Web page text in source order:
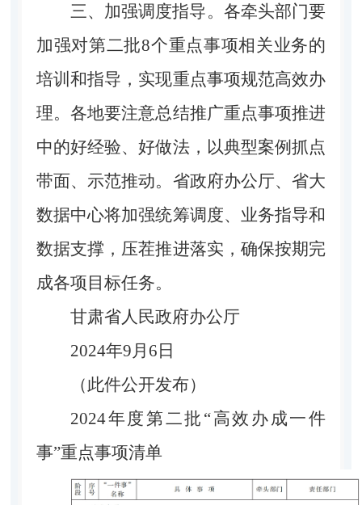
三、加强调度指导。 各牵头部门要
加强对第二批8个重点事项相关业务的
培训和指导，实现重点事项规范高效办
理。各地要注意总结推广重点事项推进
中的好经验、好做法，以典型案例抓点
带面、示范推动。省政府办公厅、省大
数据中心将加强统筹调度、业务指导和
数据支撑，压茬推进落实，确保按期完
成各项目标任务。
甘肃省人民政府办公厅
2024年9月6日
（此件公开发布）
2024年度第二批“高效办成一件
事”重点事项清单